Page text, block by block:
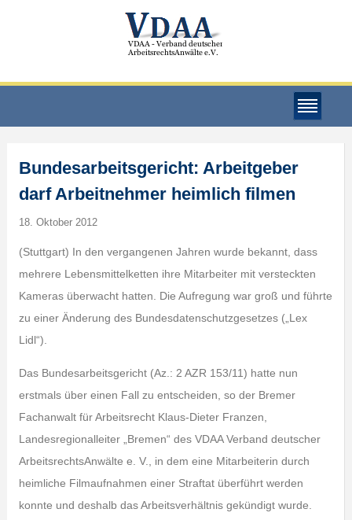
Bundesarbeitsgericht: Arbeitgeber
darf Arbeitnehmer heimlich filmen
18. Oktober 2012
(Stuttgart) In den vergangenen Jahren wurde bekannt, dass
mehrere Lebensmittelketten ihre Mitarbeiter mit versteckten
Kameras überwacht hatten. Die Aufregung war groß und führte
zu einer Änderung des Bundesdatenschutzgesetzes („Lex
Lidl“).
Das Bundesarbeitsgericht (Az.: 2 AZR 153/11) hatte nun
erstmals über einen Fall zu entscheiden, so der Bremer
Fachanwalt für Arbeitsrecht Klaus-Dieter Franzen,
Landesregionalleiter „Bremen“ des VDAA Verband deutscher
ArbeitsrechtsAnwälte e. V., in dem eine Mitarbeiterin durch
heimliche Filmaufnahmen einer Straftat überführt werden
konnte und deshalb das Arbeitsverhältnis gekündigt wurde.